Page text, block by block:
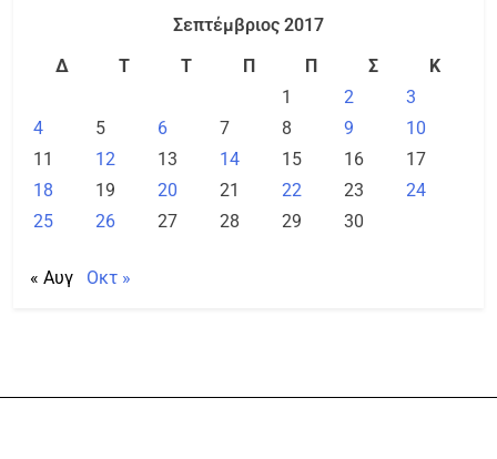
Σεπτέμβριος 2017
Δ
Τ Τ Π Π Σ
Κ
1
2
3
4
5 6 7 8 9
10
11
12 13 14 15 16
17
18
19 20 21 22 23
24
25
26 27 28 29 30
« Αυγ Οκτ »